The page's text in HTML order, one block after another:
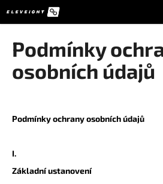
na
obsah
Podmínky
osobních údajů
Podmínky ochrany osobních údajů
I.
Základní ustanovení
K
o
C
o
o
t
e
b